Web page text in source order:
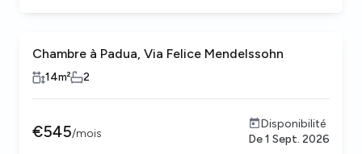
Chambre à Padua, Via Felice Mendelssohn
14m² 2
€545/mois
Disponibilité
De1 Sept. 2026